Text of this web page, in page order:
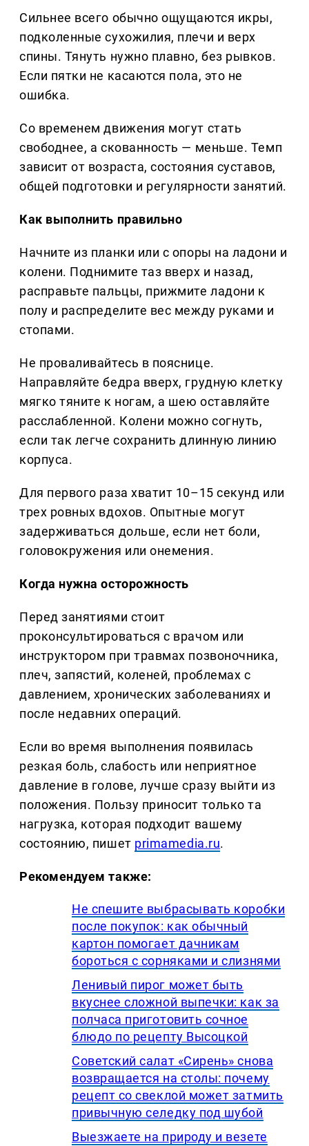
Сильнее всего обычно ощущаются икры,
подколенные сухожилия, плечи и верх
спины. Тянуть нужно плавно, без рывков.
Если пятки не касаются пола, это не
ошибка.
Со временем движения могут стать
свободнее, а скованность — меньше. Темп
зависит от возраста, состояния суставов,
общей подготовки и регулярности занятий.
Как выполнить правильно
Начните из планки или с опоры на ладони и
колени. Поднимите таз вверх и назад,
расправьте пальцы, прижмите ладони к
полу и распределите вес между руками и
стопами.
Не проваливайтесь в пояснице.
Направляйте бедра вверх, грудную клетку
мягко тяните к ногам, а шею оставляйте
расслабленной. Колени можно согнуть,
если так легче сохранить длинную линию
корпуса.
Для первого раза хватит 10–15 секунд или
трех ровных вдохов. Опытные могут
задерживаться дольше, если нет боли,
головокружения или онемения.
Когда нужна осторожность
Перед занятиями стоит
проконсультироваться с врачом или
инструктором при травмах позвоночника,
плеч, запястий, коленей, проблемах с
давлением, хронических заболеваниях и
после недавних операций.
Если во время выполнения появилась
резкая боль, слабость или неприятное
давление в голове, лучше сразу выйти из
положения. Пользу приносит только та
нагрузка, которая подходит вашему
состоянию, пишет primamedia.ru.
Рекомендуем также:
Не спешите выбрасывать коробки
после покупок: как обычный
картон помогает дачникам
бороться с сорняками и слизнями
Ленивый пирог может быть
вкуснее сложной выпечки: как за
полчаса приготовить сочное
блюдо по рецепту Высоцкой
Советский салат «Сирень» снова
возвращается на столы: почему
рецепт со свеклой может затмить
привычную селедку под шубой
Выезжаете на природу и везете